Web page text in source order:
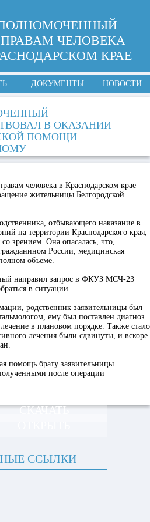
ЧЕЛОВЕКА
КРАЕ
ДОКУМЕНТЫ НОВОСТИ
В ОКАЗАНИИ
ПОМОЩИ
человека в Краснодарском крае
жительницы Белгородской
отбывающего наказание в
на территории Краснодарского края,
зрением. Она опасалась, что,
России, медицинская
объеме.
направил запрос в ФКУЗ МСЧ-23
в ситуации.
родственник заявительницы был
ему был поставлен диагноз
в плановом порядке. Также стало
лечения были сдвинуты, и вскоре
помощь брату заявительницы
после операции
СКАЧАТЬ
ССЫЛКИ